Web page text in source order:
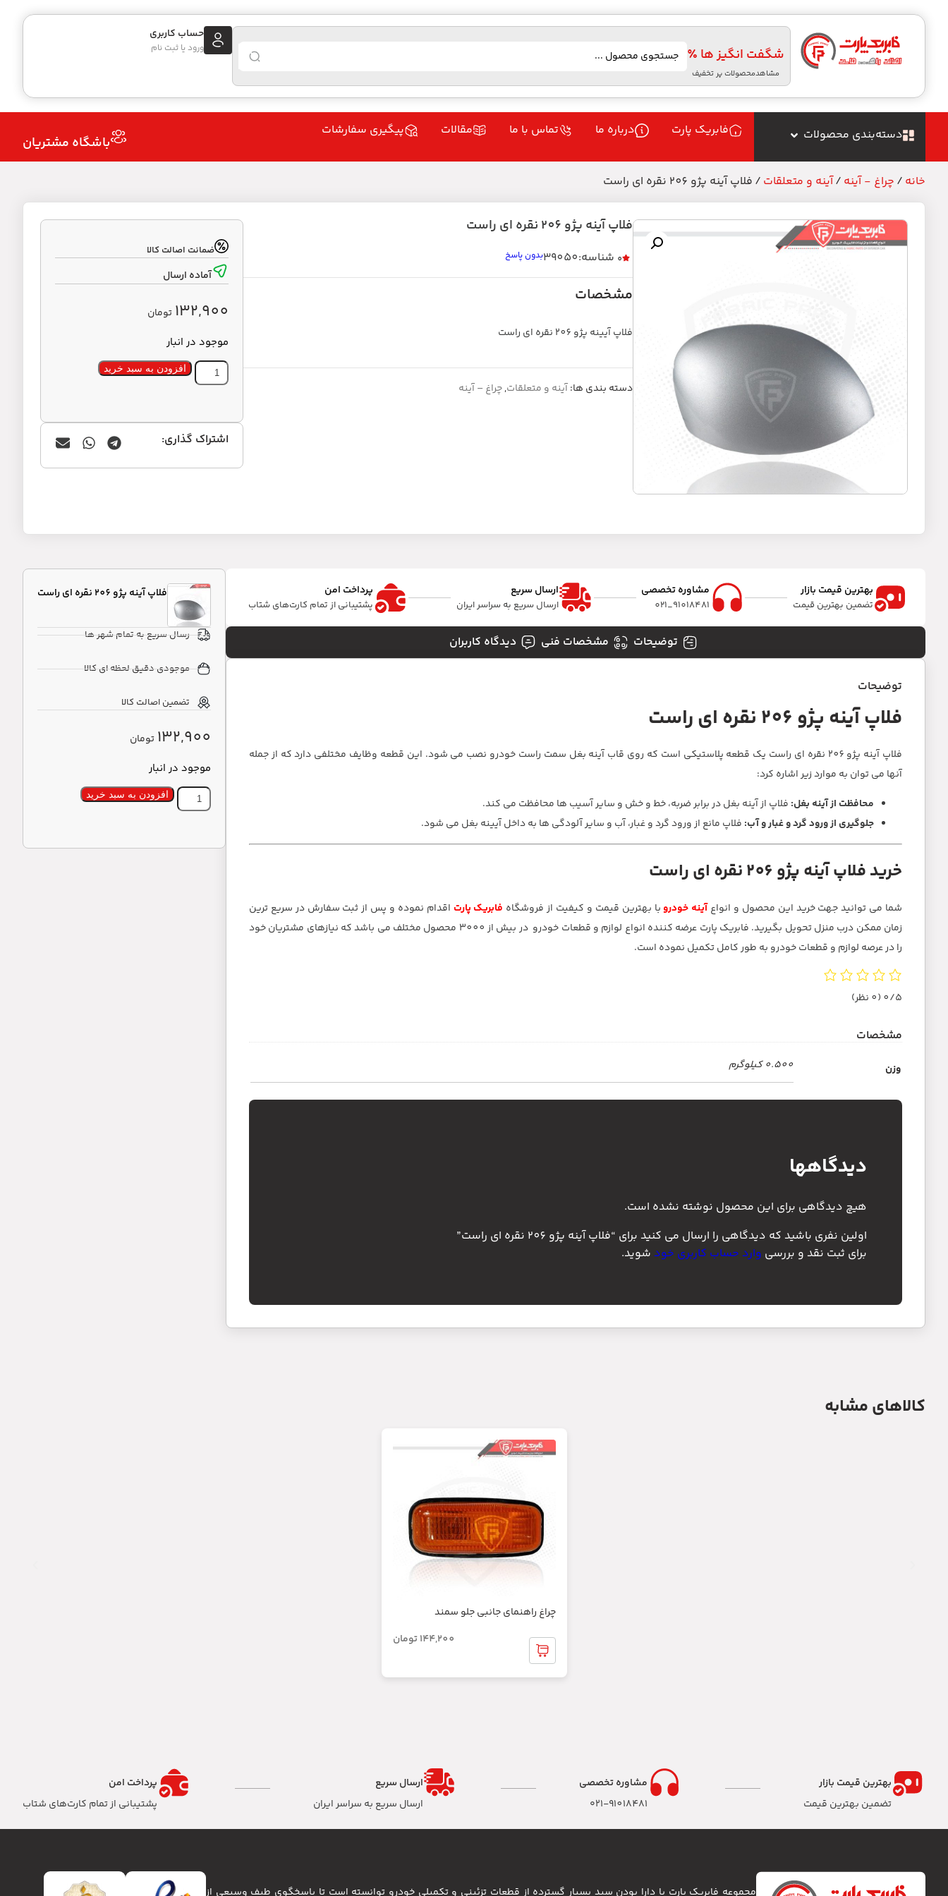
شگفت انگیز ها ٪
مشاهدمحصولات پر تخفیف
حساب کاربری
ورود یا ثبت نام
دسته‌بندی محصولات فابریک پارت درباره ما تماس با ما مقالات پیگیری سفارشات
باشگاه مشتریان
خانه / چراغ - آینه /آینه و متعلقات / فلاپ آینه پژو 206 نقره ای راست
فلاپ آینه پژو 206 نقره ای راست
0 شناسه:39050 بدون پاسخ
مشخصات
فلاپ آیینه پژو 206 نقره ای راست
دسته بندی ها:آینه و متعلقات,چراغ – آینه
ضمانت اصالت کالا
آماده ارسال
132,900 تومان
موجود در انبار
افزودن به سبد خرید
اشتراک گذاری:
بهترین قیمت بازار
تضمین بهترین قیمت
مشاوره تخصصی
91018481_021
ارسال سریع
ارسال سریع به سراسر ایران
پرداخت امن
پشتیبانی از تمام کارت‌های شتاب
توضیحات مشخصات فنی دیدگاه کاربران
توضیحات
فلاپ آینه پژو 206 نقره ای راست
فلاپ آینه پژو 206 نقره ای راست یک قطعه پلاستیکی است که روی قاب آینه بغل سمت راست خودرو نصب می شود. این قطعه وظایف مختلفی دارد که از جمله
آنها می توان به موارد زیر اشاره کرد:
محافظت از آینه بغل: فلاپ از آینه بغل در برابر ضربه، خط و خش و سایر آسیب ها محافظت می کند.
جلوگیری از ورود گرد و غبار و آب: فلاپ مانع از ورود گرد و غبار، آب و سایر آلودگی ها به داخل آیینه بغل می شود.
خرید فلاپ آینه پژو 206 نقره ای راست
شما می توانید جهت خرید این محصول و انواعآینه خودروبا بهترین قیمت و کیفیت از فروشگاه فابریک پارت اقدام نموده و پس از ثبت سفارش در سریع ترین
زمان ممکن درب منزل تحویل بگیرید. فابریک پارت عرضه کننده انواع لوازم و قطعات خودرو در بیش از 3000 محصول مختلف می باشد که نیازهای مشتریان خود
را در عرصه لوازم و قطعات خودرو به طور کامل تکمیل نموده است.
0/5 (0 نظر)
مشخصات
وزن 0.500 کیلوگرم
دیدگاهها
هیچ دیدگاهی برای این محصول نوشته نشده است.
اولین نفری باشید که دیدگاهی را ارسال می کنید برای “فلاپ آینه پژو 206 نقره ای راست”
برای ثبت نقد و بررسی وارد حساب کاربری خود شوید.
فلاپ آینه پژو 206 نقره ای راست
رسال سریع به تمام شهر ها
موجودی دقیق لحظه ای کالا
تضمین اصالت کالا
132,900 تومان
موجود در انبار
افزودن به سبد خرید
کالاهای مشابه
چراغ راهنمای جانبی جلو سمند
144,200 تومان
بهترین قیمت بازار
تضمین بهترین قیمت
مشاوره تخصصی
۰۲۱-91018481
ارسال سریع
ارسال سریع به سراسر ایران
پرداخت امن
پشتیبانی از تمام کارت‌های شتاب
مجموعه فابریک پارت با دارا بودن سبد بسیار گسترده از قطعات تزئینی و تکمیلی خودرو توانسته است تا پاسخگوی طیف وسیعی از